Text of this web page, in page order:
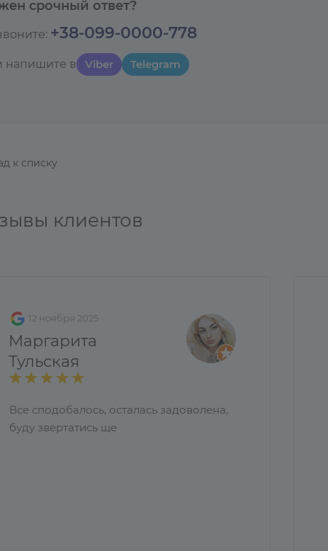
срочный ответ?
+38-099-0000-778
напишите в Viber Telegram
к списку
клиентов
12 ноября 2025
Маргарита
Тульская
Все сподобалось, осталась задоволена,
буду звертатись ще